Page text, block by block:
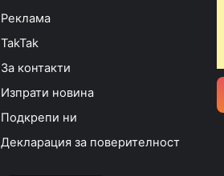
Реклама
TakTak
За контакти
Изпрати новина
Подкрепи ни
Декларация за поверителност